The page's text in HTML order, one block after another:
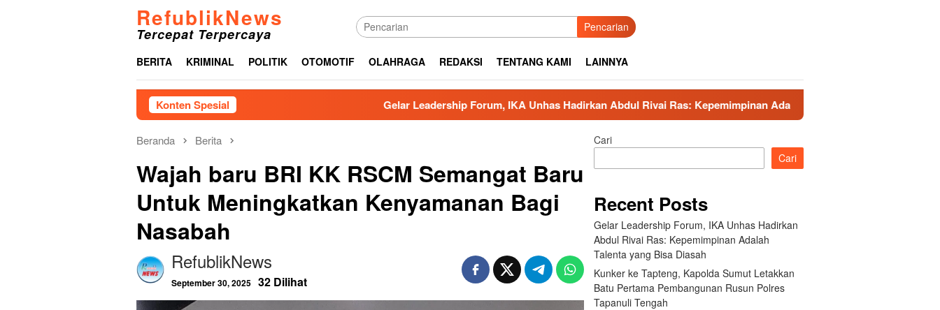
RefublikNews
Tercepat Terpercaya Pencarian
BERITA KRIMINAL POLITIK OTOMOTIF OLAHRAGA REDAKSI TENTANG KAMI LAINNYA
Konten Spesial Gelar Leadership Forum, IKA Unhas Hadirkan Abdul Rivai Ras: Kepemimpinan Adalah Talenta yang Bisa Diasah
Beranda Berita
Wajah baru BRI KK RSCM Semangat Baru
Untuk Meningkatkan Kenyamanan Bagi
Nasabah
RefublikNews
September 30, 2025 32 Dilihat
Cari
Cari
Recent Posts
Gelar Leadership Forum, IKA Unhas Hadirkan
Abdul Rivai Ras: Kepemimpinan Adalah
Talenta yang Bisa Diasah
Kunker ke Tapteng, Kapolda Sumut Letakkan
Batu Pertama Pembangunan Rusun Polres
Tapanuli Tengah